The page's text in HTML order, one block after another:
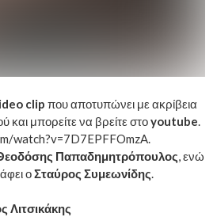
clip που αποτυπώνει με ακρίβεια
και μπορείτε να βρείτε στοyoutube.
watch?v=7D7EPFFOmzA.
Παπαδημητρόπουλος, ενώ
οΣταύρος Συμεωνίδης.
Λιτσικάκης